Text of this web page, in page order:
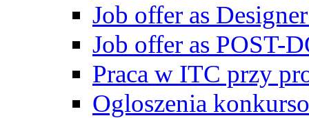
Job offer as
Job offer as POST-
Praca w ITC przy
Ogloszenia